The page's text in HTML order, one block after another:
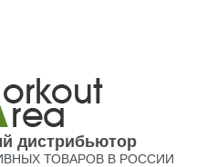
дистрибьютор
ТОВАРОВ В РОССИИ